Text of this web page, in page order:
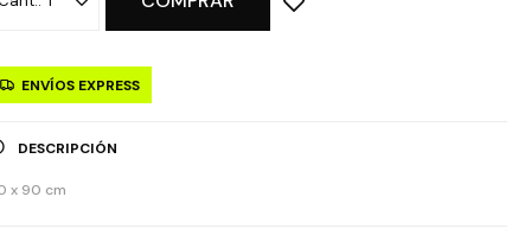
ENVÍOS EXPRESS
DESCRIPCIÓN
x 90 cm